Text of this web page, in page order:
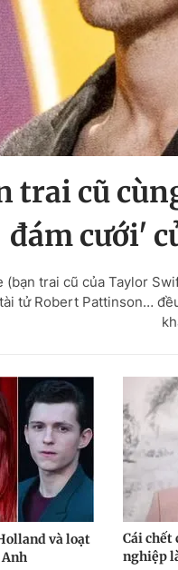
trai cũ
đám cưới'
(bạn trai cũ của Taylor
tử Robert Pattinson…
và loạt
Cái chết
nghiệp